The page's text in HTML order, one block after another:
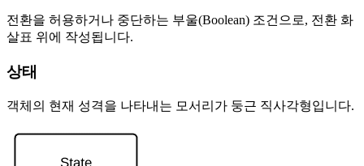
전환을 허용하거나 중단하는 부울(Boolean) 조건으로, 전환 화
살표 위에 작성됩니다.
상태
객체의 현재 성격을 나타내는 모서리가 둥근 직사각형입니다.